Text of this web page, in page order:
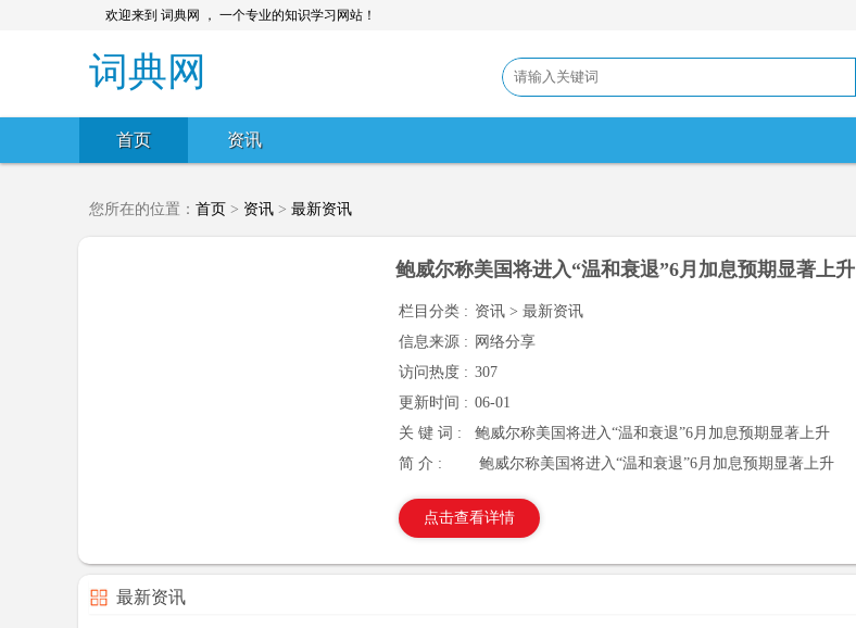
欢迎来到 词典网 ， 一个专业的知识学习网站！
词典网
首页 资讯
您所在的位置： 首页 > 资讯 > 最新资讯
鲍威尔称美国将进入“温和衰退”6月加息预期显著上升
栏目分类 : 资讯 > 最新资讯
信息来源 : 网络分享
访问热度 : 307
更新时间 : 06-01
关 键 词 :
鲍威尔称美国将进入“温和衰退”6月加息预期显著上升
简 介 :
鲍威尔称美国将进入“温和衰退”6月加息预期显著上升
点击查看详情
最新资讯